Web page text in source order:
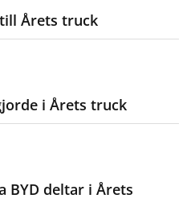
Årets truck
i Årets truck
BYD deltar i Årets